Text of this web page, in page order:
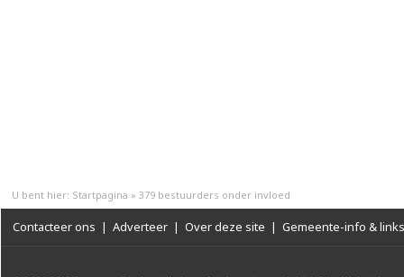
U bent hier: Startpagina » 379 bestuurders onder invloed
Contacteer ons | Adverteer | Over deze site | Gemeente-info & links